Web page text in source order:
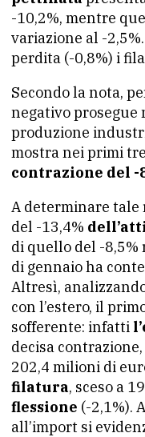
-10,2%, mentre
variazione al -
perdita (-0,8%) i
Secondo la nota,
negativo prosegue
produzione
mostra nei primi
contrazione del -
A determinare
del -13,4%
di quello del -8,5%
di gennaio ha
Altresì,
con l’estero, il
sofferente: infatti
decisa
202,4 milioni di
filatura, sceso a
flessione (-2,1%).
all’import si